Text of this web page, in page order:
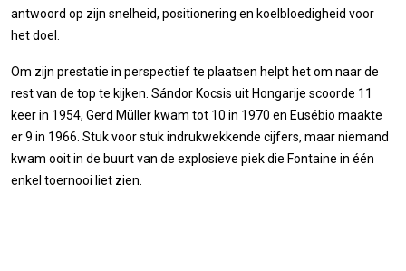
antwoord op zijn snelheid, positionering en koelbloedigheid voor
het doel.
Om zijn prestatie in perspectief te plaatsen helpt het om naar de
rest van de top te kijken. Sándor Kocsis uit Hongarije scoorde 11
keer in 1954, Gerd Müller kwam tot 10 in 1970 en Eusébio maakte
er 9 in 1966. Stuk voor stuk indrukwekkende cijfers, maar niemand
kwam ooit in de buurt van de explosieve piek die Fontaine in één
enkel toernooi liet zien.